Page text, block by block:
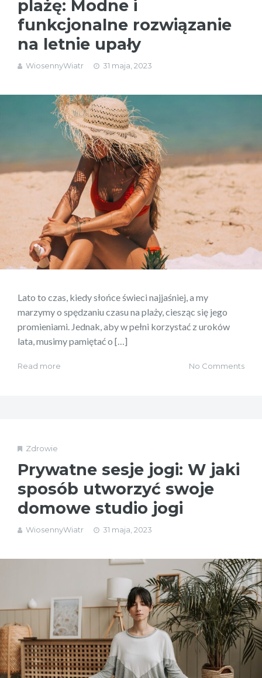
plażę: Modne i
funkcjonalne rozwiązanie
na letnie upały
WiosennyWiatr 31 maja, 2023
Lato to czas, kiedy słońce świeci najjaśniej, a my
marzymy o spędzaniu czasu na plaży, ciesząc się jego
promieniami. Jednak, aby w pełni korzystać z uroków
lata, musimy pamiętać o […]
Read more No Comments
Zdrowie
Prywatne sesje jogi: W jaki
sposób utworzyć swoje
domowe studio jogi
WiosennyWiatr 31 maja, 2023